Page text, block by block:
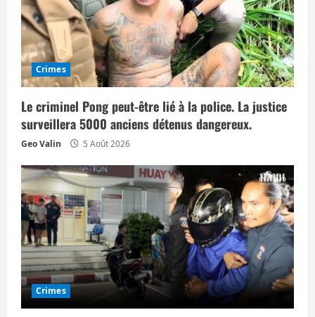
Crimes
Le criminel Pong peut-être lié à la police. La justice
surveillera 5000 anciens détenus dangereux.
Geo Valin 5 Août 2026
Crimes